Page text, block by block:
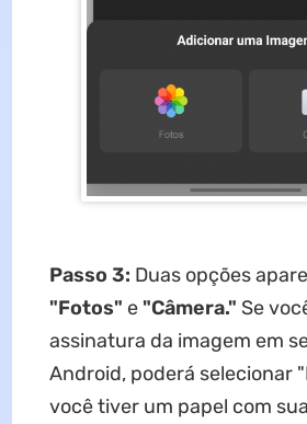
Passo 3: Duas opções
"Fotos" e "Câmera." Se
assinatura da imagem em
Android, poderá selecionar
você tiver um papel com